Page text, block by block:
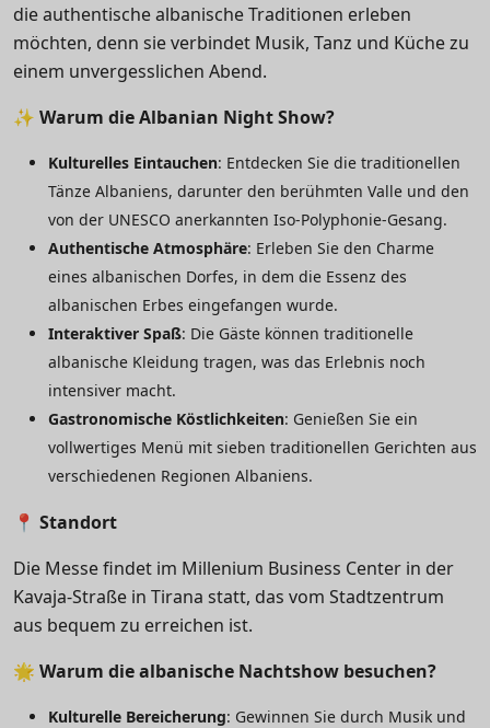
die authentische albanische Traditionen erleben
möchten, denn sie verbindet Musik, Tanz und Küche zu
einem unvergesslichen Abend.
✨ Warum die Albanian Night Show?
Kulturelles Eintauchen: Entdecken Sie die traditionellen
Tänze Albaniens, darunter den berühmten Valle und den
von der UNESCO anerkannten Iso-Polyphonie-Gesang.
Authentische Atmosphäre: Erleben Sie den Charme
eines albanischen Dorfes, in dem die Essenz des
albanischen Erbes eingefangen wurde.
Interaktiver Spaß: Die Gäste können traditionelle
albanische Kleidung tragen, was das Erlebnis noch
intensiver macht.
Gastronomische Köstlichkeiten: Genießen Sie ein
vollwertiges Menü mit sieben traditionellen Gerichten aus
verschiedenen Regionen Albaniens.
📍 Standort
Die Messe findet im Millenium Business Center in der
Kavaja-Straße in Tirana statt, das vom Stadtzentrum
aus bequem zu erreichen ist.
🌟 Warum die albanische Nachtshow besuchen?
Kulturelle Bereicherung: Gewinnen Sie durch Musik und